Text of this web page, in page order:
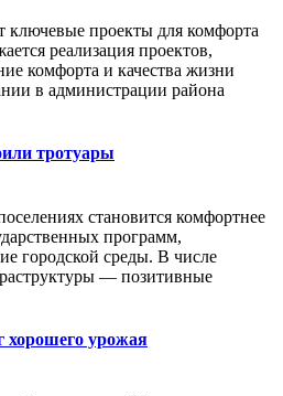
ключевые проекты для комфорта
реализация проектов,
комфорта и качества жизни
в администрации района
тротуары
становится комфортнее
программ,
городской среды. В числе
— позитивные
урожая